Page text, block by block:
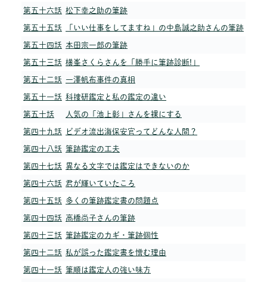
第五十六話 松下幸之助の筆跡
第五十五話 「いい仕事をしてますね」の中島誠之助さんの筆跡
第五十四話 本田宗一郎の筆跡
第五十三話 横峯さくらさんを「勝手に筆跡診断!」
第五十二話 一澤帆布事件の真相
第五十一話 科捜研鑑定と私の鑑定の違い
第五十話 人気の「池上彰」さんを裸にする
第四十九話 ビデオ流出海保安官ってどんな人間？
第四十八話 筆跡鑑定の工夫
第四十七話 異なる文字では鑑定はできないのか
第四十六話 君が輝いていたころ
第四十五話 多くの筆跡鑑定書の問題点
第四十四話 高橋尚子さんの筆跡
第四十三話 筆跡鑑定のカギ・筆跡個性
第四十二話 私が誤った鑑定書を憎む理由
第四十一話 筆順は鑑定人の強い味方